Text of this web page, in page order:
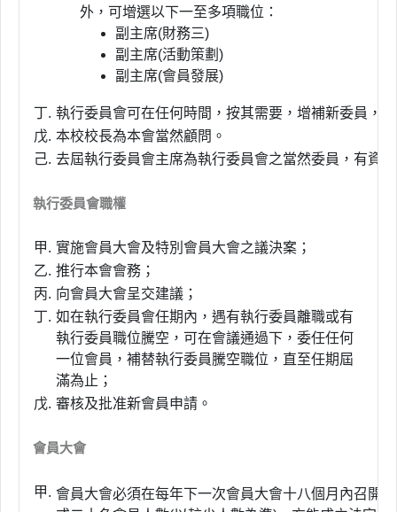
外，可增選以下一至多項職位：
副主席(財務三)
副主席(活動策劃)
副主席(會員發展)
丁. 執行委員會可在任何時間，按其需要，增補新委員，
戊. 本校校長為本會當然顧問。
己. 去屆執行委員會主席為執行委員會之當然委員，有資
執行委員會職權
甲. 實施會員大會及特別會員大會之議決案；
乙. 推行本會會務；
丙. 向會員大會呈交建議；
丁. 如在執行委員會任期內，遇有執行委員離職或有
執行委員職位騰空，可在會議通過下，委任任何
一位會員，補替執行委員騰空職位，直至任期屆
滿為止；
戊. 審核及批准新會員申請。
會員大會
甲. 會員大會必須在每年下一次會員大會十八個月內召開